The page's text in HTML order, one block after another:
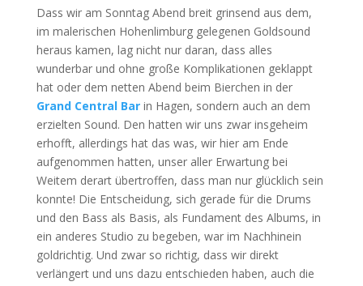
Dass wir am Sonntag Abend breit grinsend aus dem,
im malerischen Hohenlimburg gelegenen Goldsound
heraus kamen, lag nicht nur daran, dass alles
wunderbar und ohne große Komplikationen geklappt
hat oder dem netten Abend beim Bierchen in der
Grand Central Barin Hagen, sondern auch an dem
erzielten Sound. Den hatten wir uns zwar insgeheim
erhofft, allerdings hat das was, wir hier am Ende
aufgenommen hatten, unser aller Erwartung bei
Weitem derart übertroffen, dass man nur glücklich sein
konnte! Die Entscheidung, sich gerade für die Drums
und den Bass als Basis, als Fundament des Albums, in
ein anderes Studio zu begeben, war im Nachhinein
goldrichtig. Und zwar so richtig, dass wir direkt
verlängert und uns dazu entschieden haben, auch die